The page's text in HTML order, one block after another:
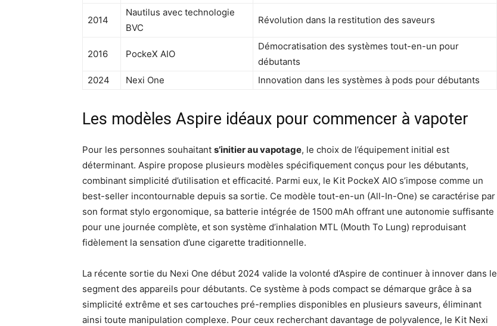
2014
Nautilus avec technologie
BVC
Révolution dans la restitution des saveurs
2016 PockeX AIO
Démocratisation des systèmes tout-en-un pour
débutants
2024
Nexi One Innovation dans les systèmes à pods pour débutants
Les modèles Aspire idéaux pour commencer à vapoter
Pour les personnes souhaitant s’initier au vapotage, le choix de l’équipement initial est
déterminant. Aspire propose plusieurs modèles spécifiquement conçus pour les débutants,
combinant simplicité d’utilisation et efficacité. Parmi eux, le Kit PockeX AIO s’impose comme un
best-seller incontournable depuis sa sortie. Ce modèle tout-en-un (All-In-One) se caractérise par
son format stylo ergonomique, sa batterie intégrée de 1500 mAh offrant une autonomie suffisante
pour une journée complète, et son système d’inhalation MTL (Mouth To Lung) reproduisant
fidèlement la sensation d’une cigarette traditionnelle.
La récente sortie du Nexi One début 2024 valide la volonté d’Aspire de continuer à innover dans le
segment des appareils pour débutants. Ce système à pods compact se démarque grâce à sa
simplicité extrême et ses cartouches pré-remplies disponibles en plusieurs saveurs, éliminant
ainsi toute manipulation complexe. Pour ceux recherchant davantage de polyvalence, le Kit Nexi